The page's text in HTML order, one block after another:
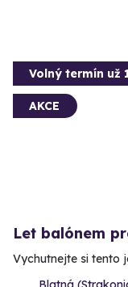
Volný termín už
AKCE
Let balónem
Vychutnejte si tento